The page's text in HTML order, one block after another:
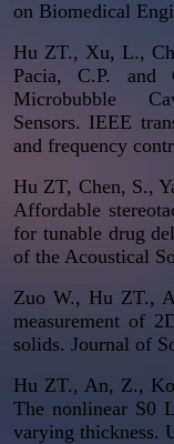
on Biomedical
Hu ZT., Xu, L.,
Pacia, C.P. and
Microbubble
Sensors. IEEE
and frequency
Hu ZT, Chen, S.,
Affordable
for tunable drug
of the Acoustical
Zuo W., Hu ZT.,
measurement of
solids.Journal of
Hu ZT., An, Z.,
The nonlinear S0
varying thickness.